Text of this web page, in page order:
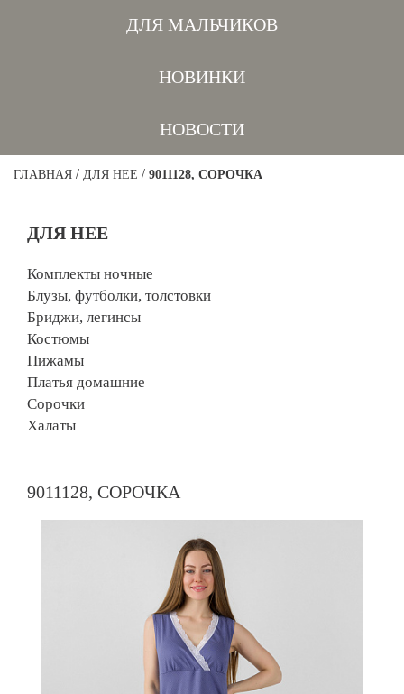
ДЛЯ МАЛЬЧИКОВ
НОВИНКИ
НОВОСТИ
ГЛАВНАЯ / ДЛЯ НЕЕ / 9011128, СОРОЧКА
ДЛЯ НЕЕ
Комплекты ночные
Блузы, футболки, толстовки
Бриджи, легинсы
Костюмы
Пижамы
Платья домашние
Сорочки
Халаты
9011128, СОРОЧКА